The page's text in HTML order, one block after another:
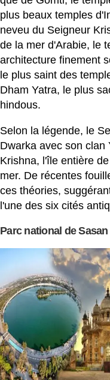
plus beaux temples
neveu du Seigneur
de la mer d'Arabie, le
architecture finement
le plus saint des
Dham Yatra, le plus
hindous.
Selon la légende, le
Dwarka avec son clan
Krishna, l'île entière
mer. De récentes
ces théories,
l'une des six cités
Parc national de